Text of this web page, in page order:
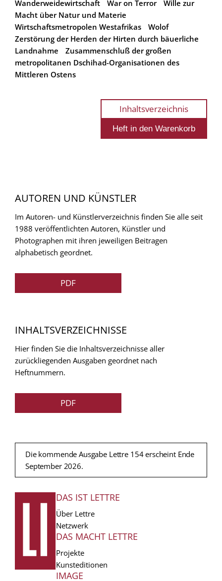
Wanderweidewirtschaft
War on Terror
Wille zur
Macht über Natur und Materie
Wirtschaftsmetropolen Westafrikas
Wolof
Zerstörung der Herden der Hirten durch bäuerliche
Landnahme
Zusammenschluß der großen
metropolitanen Dschihad-Organisationen des
Mittleren Ostens
Inhaltsverzeichnis
AUTOREN UND KÜNSTLER
Im Autoren- und Künstlerverzeichnis finden Sie alle seit
1988 veröffentlichten Autoren, Künstler und
Photographen mit ihren jeweiligen Beitragen
alphabetisch geordnet.
PDF
INHALTSVERZEICHNISSE
Hier finden Sie die Inhaltsverzeichnisse aller
zurückliegenden Ausgaben geordnet nach
Heftnummern.
PDF
Die kommende Ausgabe Lettre 154 erscheint Ende
September 2026.
FUSSZEILE
DAS IST LETTRE
Über Lettre
Netzwerk
DAS MACHT LETTRE
Projekte
Kunsteditionen
IMAGE